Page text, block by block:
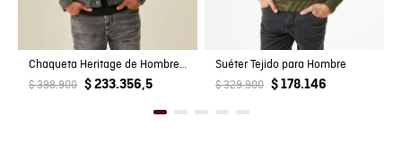
Chaqueta Heritage de Hombre Trucker Silueta Recta Lavado Gris con Cuello en Corduroy en Mezcla de Algodón
$ 398.900 $ 233.356,5
Suéter Tejido para Hombre
$ 329.900 $ 178.146